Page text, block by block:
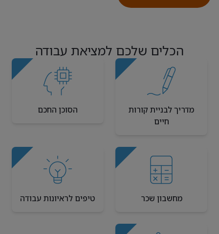
הכלים שלכם למציאת עבודה
מדריך לבניית קורות
חיים
הסוכן החכם
מחשבון שכר טיפים לראיונות עבודה